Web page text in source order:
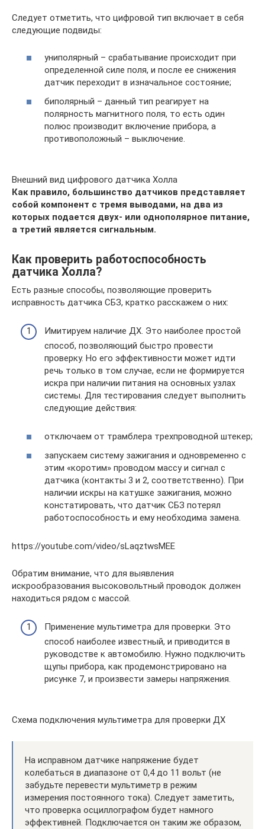
Следует отметить, что цифровой тип включает в себя
следующие подвиды:
униполярный – срабатывание происходит при
определенной силе поля, и после ее снижения
датчик переходит в изначальное состояние;
биполярный – данный тип реагирует на
полярность магнитного поля, то есть один
полюс производит включение прибора, а
противоположный – выключение.
Внешний вид цифрового датчика Холла
Как правило, большинство датчиков представляет
собой компонент с тремя выводами, на два из
которых подается двух- или однополярное питание,
а третий является сигнальным.
Как проверить работоспособность
датчика Холла?
Есть разные способы, позволяющие проверить
исправность датчика СБЗ, кратко расскажем о них:
Имитируем наличие ДХ. Это наиболее простой
способ, позволяющий быстро провести
проверку. Но его эффективности может идти
речь только в том случае, если не формируется
искра при наличии питания на основных узлах
системы. Для тестирования следует выполнить
следующие действия:
отключаем от трамблера трехпроводной штекер;
запускаем систему зажигания и одновременно с
этим «коротим» проводом массу и сигнал с
датчика (контакты 3 и 2, соответственно). При
наличии искры на катушке зажигания, можно
констатировать, что датчик СБЗ потерял
работоспособность и ему необходима замена.
https://youtube.com/video/sLaqztwsMEE
Обратим внимание, что для выявления
искрообразования высоковольтный проводок должен
находиться рядом с массой.
Применение мультиметра для проверки. Это
способ наиболее известный, и приводится в
руководстве к автомобилю. Нужно подключить
щупы прибора, как продемонстрировано на
рисунке 7, и произвести замеры напряжения.
Схема подключения мультиметра для проверки ДХ
На исправном датчике напряжение будет
колебаться в диапазоне от 0,4 до 11 вольт (не
забудьте перевести мультиметр в режим
измерения постоянного тока). Следует заметить,
что проверка осциллографом будет намного
эффективней. Подключается он таким же образом,